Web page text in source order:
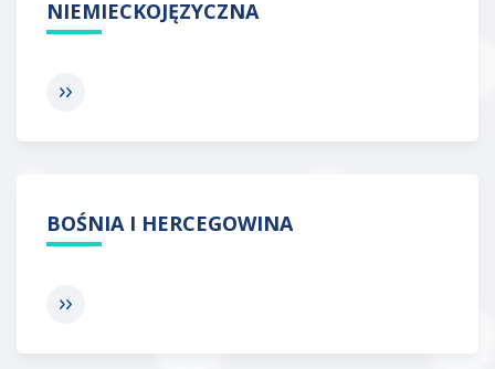
NIEMIECKOJĘZYCZNA
BOŚNIA I HERCEGOWINA